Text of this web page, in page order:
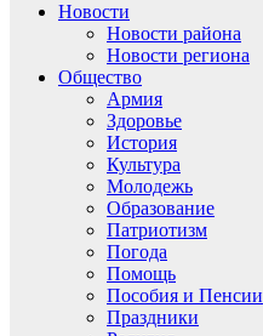
Новости
Новости района
Новости региона
Общество
Армия
Здоровье
История
Культура
Молодежь
Образование
Патриотизм
Погода
Помощь
Пособия и Пенсии
Праздники